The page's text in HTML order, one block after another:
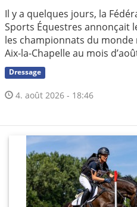
Il y a quelques jours, la
Sports Équestres annonçait
les championnats du
Aix-la-Chapelle au mois
Dressage
4. août 2026 - 18:46